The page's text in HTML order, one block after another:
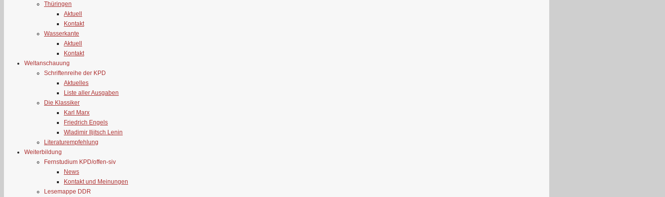
Thüringen
Aktuell
Kontakt
Wasserkante
Aktuell
Kontakt
Weltanschauung
Schriftenreihe der KPD
Aktuelles
Liste aller Ausgaben
Die Klassiker
Karl Marx
Friedrich Engels
Wladimir Iljitsch Lenin
Literaturempfehlung
Weiterbildung
Fernstudium KPD/offen-siv
News
Kontakt und Meinungen
Lesemappe DDR